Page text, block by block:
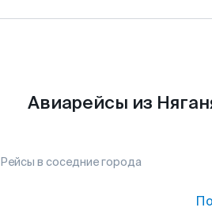
Авиарейсы из
Рейсы в соседние города